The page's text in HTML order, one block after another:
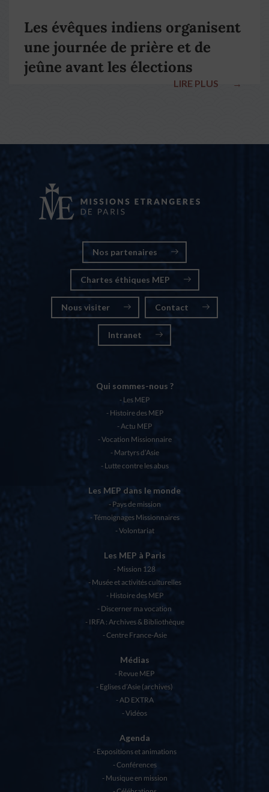
Les évêques indiens organisent
une journée de prière et de
jeûne avant les élections
LIRE PLUS →
Nos partenaires
Chartes éthiques MEP
Nous visiter Contact
Intranet
Qui sommes-nous ?
Les MEP
Histoire des MEP
Actu MEP
Vocation Missionnaire
Martyrs d’Asie
Lutte contre les abus
Les MEP dans le monde
Pays de mission
Témoignages Missionnaires
Volontariat
Les MEP à Paris
Mission 128
Musée et activités culturelles
Histoire des MEP
Discerner ma vocation
IRFA : Archives & Bibliothèque
Centre France-Asie
Médias
Revue MEP
Eglises d’Asie (archives)
AD EXTRA
Vidéos
Agenda
Expositions et animations
Conférences
Musique en mission